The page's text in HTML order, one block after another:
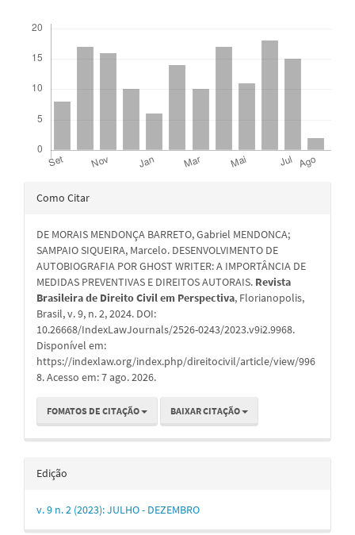
Detalhes
artigo
Como Citar
DE MORAIS MENDONÇA BARRETO, Gabriel MENDONCA;
SAMPAIO SIQUEIRA, Marcelo. DESENVOLVIMENTO DE
AUTOBIOGRAFIA POR GHOST WRITER: A IMPORTÂNCIA DE
MEDIDAS PREVENTIVAS E DIREITOS AUTORAIS. Revista
Brasileira de Direito Civil em Perspectiva, Florianopolis,
Brasil, v. 9, n. 2, 2024. DOI:
10.26668/IndexLawJournals/2526-0243/2023.v9i2.9968.
Disponível em:
https://indexlaw.org/index.php/direitocivil/article/view/996
8. Acesso em: 7 ago. 2026.
FOMATOS DE CITAÇÃO BAIXAR CITAÇÃO
Edição
v. 9 n. 2 (2023): JULHO - DEZEMBRO